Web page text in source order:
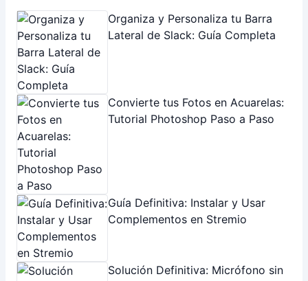
Guía Definitiva: Instalar y Usar
Solución Definitiva: Micrófono sin
Funcionamiento en Windows 10
Exportar Dibujos de Shape a PDF:
Guía Rápida y Sencilla